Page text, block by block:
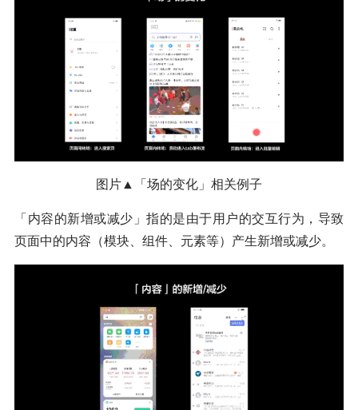
图片▲「场的变化」相关例子
「内容的新增或减少」指的是由于用户的交互行为，导致
页面中的内容（模块、组件、元素等）产生新增或减少。